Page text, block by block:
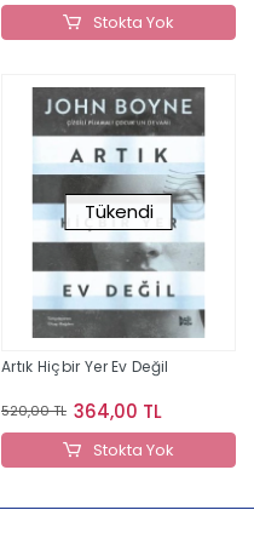
Stokta Yok
Tükendi
Artık Hiçbir Yer Ev Değil
520,00 TL 364,00 TL
Stokta Yok